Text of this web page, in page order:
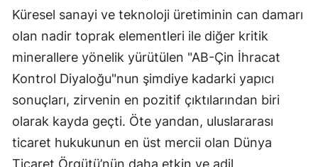
Küresel sanayi ve teknoloji üretiminin can damarı
olan nadir toprak elementleri ile diğer kritik
minerallere yönelik yürütülen "AB-Çin İhracat
Kontrol Diyaloğu"nun şimdiye kadarki yapıcı
sonuçları, zirvenin en pozitif çıktılarından biri
olarak kayda geçti. Öte yandan, uluslararası
ticaret hukukunun en üst mercii olan Dünya